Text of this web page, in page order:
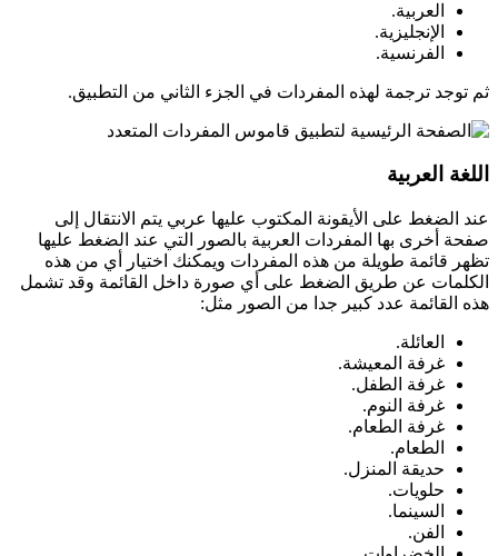
العربية.
الإنجليزية.
الفرنسية.
ثم توجد ترجمة لهذه المفردات في الجزء الثاني من التطبيق.
اللغة العربية
عند الضغط على الأيقونة المكتوب عليها عربي يتم الانتقال إلى
صفحة أخرى بها المفردات العربية بالصور التي عند الضغط عليها
تظهر قائمة طويلة من هذه المفردات ويمكنك اختيار أي من هذه
الكلمات عن طريق الضغط على أي صورة داخل القائمة وقد تشمل
هذه القائمة عدد كبير جدا من الصور مثل:
العائلة.
غرفة المعيشة.
غرفة الطفل.
غرفة النوم.
غرفة الطعام.
الطعام.
حديقة المنزل.
حلويات.
السينما.
الفن.